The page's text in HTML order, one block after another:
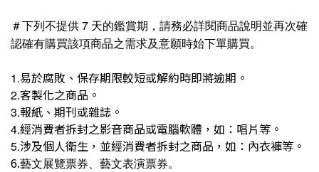
＃下列不提供 7 天的鑑賞期，請務必詳閱商品說明並再次確
認確有購買該項商品之需求及意願時始下單購買。
1.易於腐敗、保存期限較短或解約時即將逾期。
2.客製化之商品。
3.報紙、期刊或雜誌。
4.經消費者拆封之影音商品或電腦軟體，如：唱片等。
5.涉及個人衛生，並經消費者拆封之商品，如：內衣褲等。
6.藝文展覽票券、藝文表演票券。